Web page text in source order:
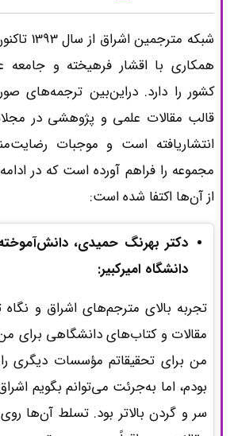
شبکه
همکاری با اقشار فرهیخته و
کشور را دارد. دراین‌بین ترجمه‌های
قالب مقالات علمی و پژوهشی در
انتشاریافته است و موجبات
مجموعه را فراهم آورده است که در
از آن‌ها اکتفا شده است:
دکتر بهرنگ حمیدی،
دانشگاه امیرکبیر:
تجربه بالای مترجم‌های اشراق و
مقالات و کتاب‌های دانشگاهی برای
من برای تحقیقاتم مؤسسات دیگری
بودم، اما به‌جرئت می‌توانم بگویم
سر و گردن بالاتر بود. تسلط آن‌ها